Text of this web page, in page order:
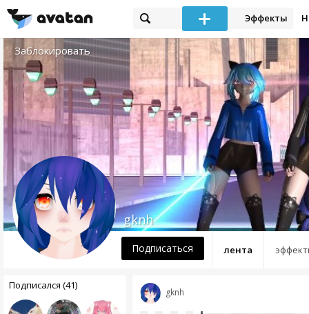
Эффекты
Заблокировать
лента
gknh
Подписаться
Подписался (41)
gknh